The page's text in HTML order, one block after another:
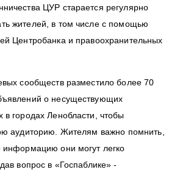
ЦУР старается регулярно
жителей, в том числе с помощью
Центробанка и правоохранительных
сообществ разместило более 70
о несуществующих
в городах Ленобласти, чтобы
аудиторию. Жителям важно помнить,
информацию они могут легко
вопрос в «Госпаблике» -